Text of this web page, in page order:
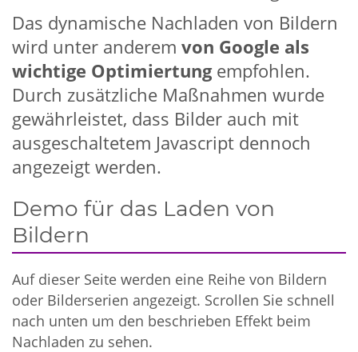
Das dynamische Nachladen von Bildern
wird unter anderem von Google als
wichtige Optimiertungempfohlen.
Durch zusätzliche Maßnahmen wurde
gewährleistet, dass Bilder auch mit
ausgeschaltetem Javascript dennoch
angezeigt werden.
Demo für das Laden von
Bildern
Auf dieser Seite werden eine Reihe von Bildern
oder Bilderserien angezeigt. Scrollen Sie schnell
nach unten um den beschrieben Effekt beim
Nachladen zu sehen.